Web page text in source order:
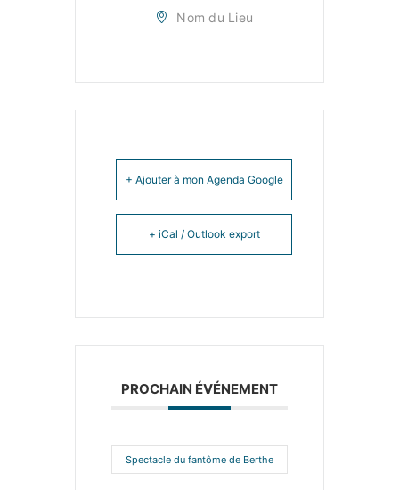
Nom du Lieu
+ Ajouter à mon Agenda Google
+ iCal / Outlook export
PROCHAIN ÉVÉNEMENT
Spectacle du fantôme de Berthe